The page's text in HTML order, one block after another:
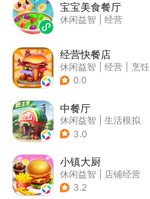
宝宝美食餐厅
休闲益智 经营
经营快餐店
休闲益智 经营
烹饪
| 卡通
0.0
中餐厅
休闲益智
生活模拟
| 餐厅
3.0
小镇大厨
休闲益智
店铺经营
| 美食
3.2